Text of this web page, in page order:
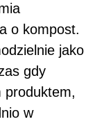
o kompost.
jako
gdy
produktem,
w